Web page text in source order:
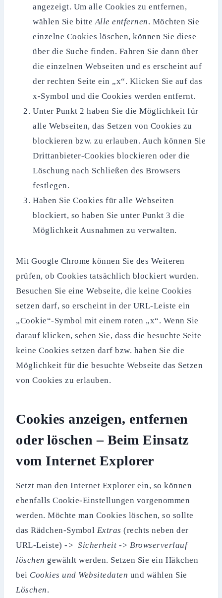
angezeigt. Um alle Cookies zu entfernen,
wählen Sie bitteAlle entfernen. Möchten Sie
einzelne Cookies löschen, können Sie diese
über die Suche finden. Fahren Sie dann über
die einzelnen Webseiten und es erscheint auf
der rechten Seite ein „x“. Klicken Sie auf das
x-Symbol und die Cookies werden entfernt.
Unter Punkt 2 haben Sie die Möglichkeit für
alle Webseiten, das Setzen von Cookies zu
blockieren bzw. zu erlauben. Auch können Sie
Drittanbieter-Cookies blockieren oder die
Löschung nach Schließen des Browsers
festlegen.
Haben Sie Cookies für alle Webseiten
blockiert, so haben Sie unter Punkt 3 die
Möglichkeit Ausnahmen zu verwalten.
Mit Google Chrome können Sie des Weiteren
prüfen, ob Cookies tatsächlich blockiert wurden.
Besuchen Sie eine Webseite, die keine Cookies
setzen darf, so erscheint in der URL-Leiste ein
„Cookie“-Symbol mit einem roten „x“. Wenn Sie
darauf klicken, sehen Sie, dass die besuchte Seite
keine Cookies setzen darf bzw. haben Sie die
Möglichkeit für die besuchte Webseite das Setzen
von Cookies zu erlauben.
Cookies anzeigen, entfernen
oder löschen – Beim Einsatz
vom Internet Explorer
Setzt man den Internet Explorer ein, so können
ebenfalls Cookie-Einstellungen vorgenommen
werden. Möchte man Cookies löschen, so sollte
das Rädchen-Symbol Extras (rechts neben der
URL-Leiste)-> Sicherheit -> Browserverlauf
löschen gewählt werden. Setzen Sie ein Häkchen
bei Cookies und Websitedaten und wählen Sie
Löschen.